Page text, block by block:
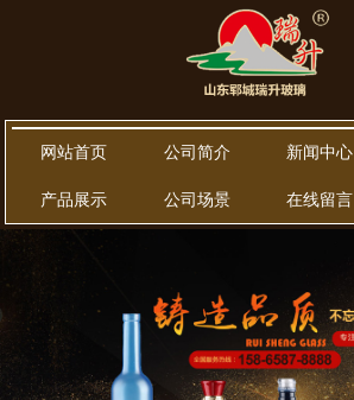
网站首页 公司简介 新闻中心
产品展示 公司场景 在线留言